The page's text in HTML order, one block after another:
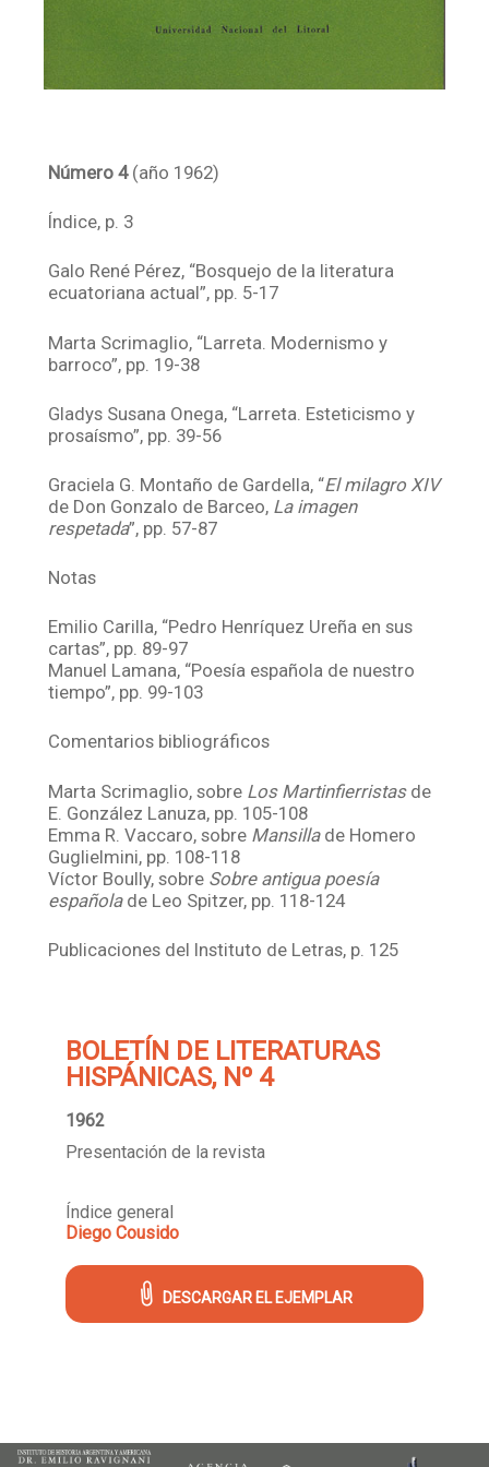
Número 4(año 1962)
Índice, p. 3
Galo René Pérez, “Bosquejo de la literatura
ecuatoriana actual”, pp. 5-17
Marta Scrimaglio, “Larreta. Modernismo y
barroco”, pp. 19-38
Gladys Susana Onega, “Larreta. Esteticismo y
prosaísmo”, pp. 39-56
Graciela G. Montaño de Gardella, “El milagro XIV
de Don Gonzalo de Barceo, La imagen
respetada”, pp. 57-87
Notas
Emilio Carilla, “Pedro Henríquez Ureña en sus
cartas”, pp. 89-97
Manuel Lamana, “Poesía española de nuestro
tiempo”, pp. 99-103
Comentarios bibliográficos
Marta Scrimaglio, sobre Los Martinfierristasde
E. González Lanuza, pp. 105-108
Emma R. Vaccaro, sobre Mansillade Homero
Guglielmini, pp. 108-118
Víctor Boully, sobre Sobre antigua poesía
españolade Leo Spitzer, pp. 118-124
Publicaciones del Instituto de Letras, p. 125
BOLETÍN DE LITERATURAS
HISPÁNICAS, Nº 4
1962
Presentación de la revista
Índice general
Diego Cousido
DESCARGAR EL EJEMPLAR